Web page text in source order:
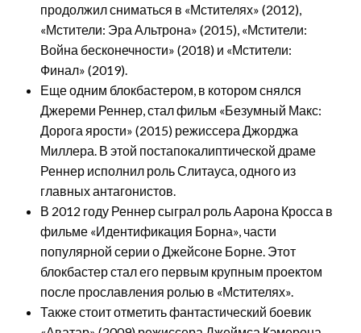
продолжил сниматься в «Мстителях» (2012),
«Мстители: Эра Альтрона» (2015), «Мстители:
Война бесконечности» (2018) и «Мстители:
Финал» (2019).
Еще одним блокбастером, в котором снялся
Джереми Реннер, стал фильм «Безумный Макс:
Дорога ярости» (2015) режиссера Джорджа
Миллера. В этой постапокалиптической драме
Реннер исполнил роль Слитауса, одного из
главных антагонистов.
В 2012 году Реннер сыграл роль Аарона Кросса в
фильме «Идентификация Борна», части
популярной серии о Джейсоне Борне. Этот
блокбастер стал его первым крупным проектом
после прославления ролью в «Мстителях».
Также стоит отметить фантастический боевик